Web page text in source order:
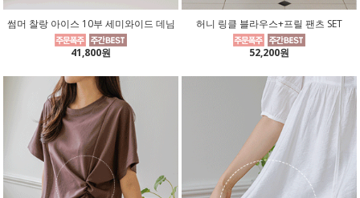
썸머 찰랑 아이스 10부 세미와이드 데님
41,800원
허니 링클 블라우스+프릴 팬츠 SET
52,200원